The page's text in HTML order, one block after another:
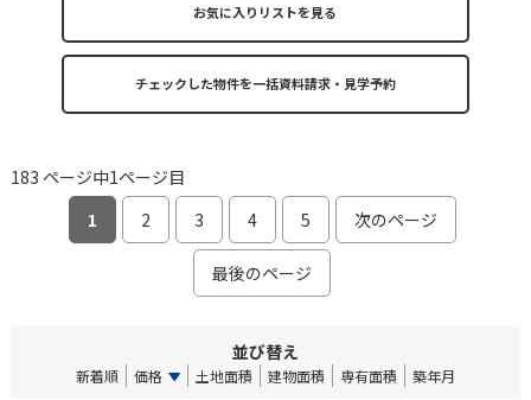
お気に入りリストを見る
183 ページ中1ページ目
1
2 3 4 5 次のページ
最後のページ
並び替え
新着順 価格 土地面積 建物面積 専有面積 築年月